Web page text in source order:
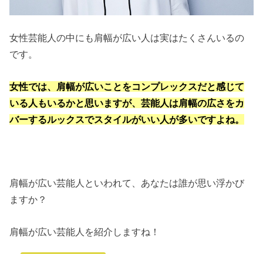
女性芸能人の中にも肩幅が広い人は実はたくさんいるの
です。
女性では、肩幅が広いことをコンプレックスだと感じて
いる人もいるかと思いますが、芸能人は肩幅の広さをカ
バーするルックスでスタイルがいい人が多いですよね。
肩幅が広い芸能人といわれて、あなたは誰が思い浮かび
ますか？
肩幅が広い芸能人を紹介しますね！